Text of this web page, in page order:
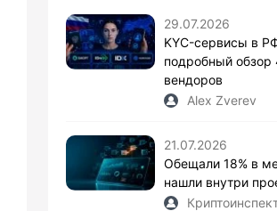
29.07.2026
KYC-сервисы в
подробный обзор
вендоров
Alex Zverev
21.07.2026
Обещали 18% в
нашли внутри